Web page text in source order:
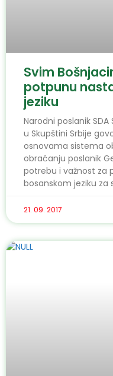
Svim
potpunu
jeziku
Narodni poslanik
u Skupštini Srbije
osnovama sistema
obraćanju poslanik
potrebu i važnost za
bosanskom jeziku za
21. 09. 2017